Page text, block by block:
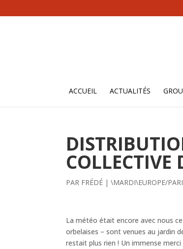
ACCUEIL ACTUALITÉS
COLLECTIVE
PAR FRÉDÉ |\MARDI\EUROPE/
La météo était encore avec nous
orbelaises – sont venues au jardin
restait plus rien ! Un immense